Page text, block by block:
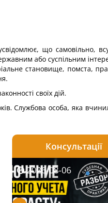
що самовільно,
або суспільним
становище, помста,
своїх дій.
особа, яка вчинила
2026-08-06
2026-08-04
Консультації
2026-08-06
2026-07-30